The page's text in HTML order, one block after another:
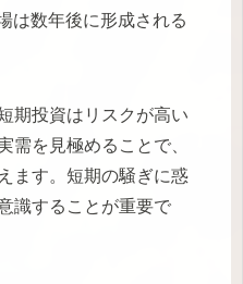
は数年後に形成される
期投資はリスクが高い
需を見極めることで、
ます。短期の騒ぎに惑
識することが重要で